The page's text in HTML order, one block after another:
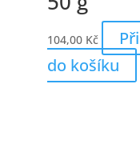
104,00 Kč
do košíku